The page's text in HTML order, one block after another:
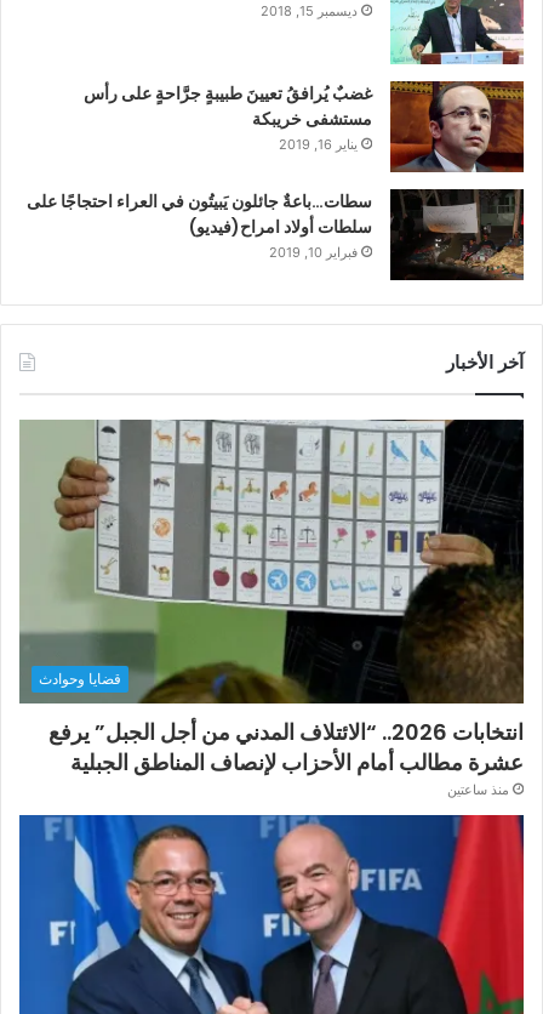
ديسمبر 15, 2018
غضبٌ يُرافقُ تعيينَ طبيبةٍ جرَّاحةٍ على رأس
مستشفى خريبكة
يناير 16, 2019
سطات…باعةٌ جائلون يَبيتُون في العراء احتجاجًا على
سلطات أولاد امراح(فيديو)
فبراير 10, 2019
آخر الأخبار
قضايا وحوادث
انتخابات 2026.. “الائتلاف المدني من أجل الجبل” يرفع
عشرة مطالب أمام الأحزاب لإنصاف المناطق الجبلية
منذ ساعتين